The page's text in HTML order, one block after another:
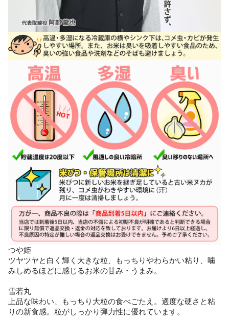
つや姫
ツヤツヤと白く輝く大きな粒、もっちりやわらかい粘り、噛
みしめるほどに感じるお米の甘み・うまみ。
雪若丸
上品な味わい、もっちり大粒の食べごたえ。適度な硬さと粘
りの新食感。粒がしっかり弾力性に優れています。